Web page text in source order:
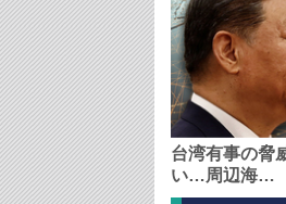
台湾有事の脅
い…周辺海…